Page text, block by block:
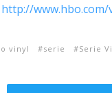
http://
vinyl serie Serie